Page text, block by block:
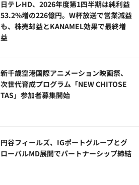
日テレHD、2026年度第1四半期は純利益
53.2%増の226億円。W杯放送で営業減益
も、株売却益とKANAMEL効果で最終増
益
新千歳空港国際アニメーション映画祭、
次世代育成プログラム「NEW CHITOSE
TAS」参加者募集開始
円谷フィールズ、IGポートグループとグ
ローバルMD展開でパートナーシップ締結